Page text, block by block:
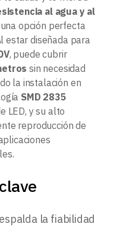
al agua y al
opción perfecta
estar diseñada para
, puede cubrir
sin necesidad
la instalación en
SMD 2835
LED, y su alto
reproducción de
la fiabilidad